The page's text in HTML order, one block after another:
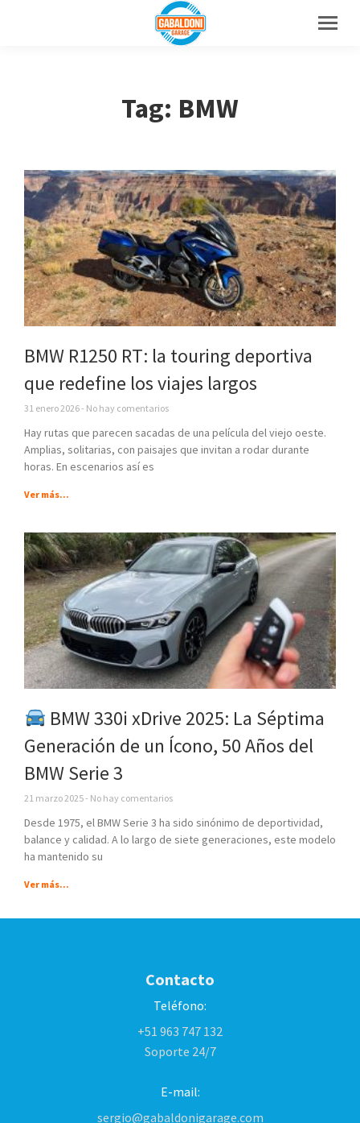
Tag: BMW
BMW R1250 RT: la touring deportiva
que redefine los viajes largos
31 enero 2026 No hay comentarios
Hay rutas que parecen sacadas de una película del viejo oeste.
Amplias, solitarias, con paisajes que invitan a rodar durante
horas. En escenarios así es
Ver más...
BMW 330i xDrive 2025: La Séptima
Generación de un Ícono, 50 Años del
BMW Serie 3
21 marzo 2025 No hay comentarios
Desde 1975, el BMW Serie 3 ha sido sinónimo de deportividad,
balance y calidad. A lo largo de siete generaciones, este modelo
ha mantenido su
Ver más...
Contacto
Teléfono:
+51 963 747 132
Soporte 24/7
E-mail:
sergio@gabaldonigarage.com